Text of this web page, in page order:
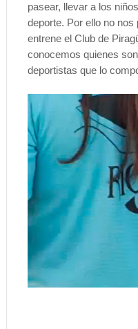
pasear, llevar a los
deporte. Por ello no
entrene el Club de
conocemos quienes
deportistas que lo